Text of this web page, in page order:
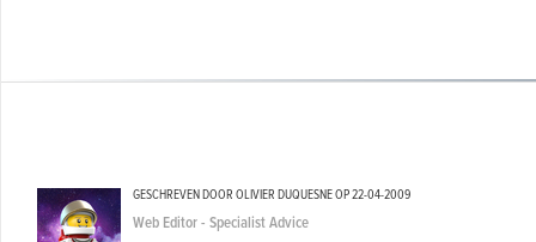
GESCHREVEN DOOR OLIVIER DUQUESNE OP22-04-2009
Web Editor - Specialist Advice